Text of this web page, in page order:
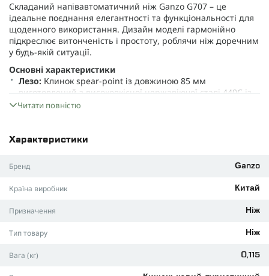
Складаний напівавтоматичний ніж Ganzo G707 – це
ідеальне поєднання елегантності та функціональності для
щоденного використання. Дизайн моделі гармонійно
підкреслює витонченість і простоту, роблячи ніж доречним
у будь-якій ситуації.
Основні характеристики
Лезо: Клинок spear-point із довжиною 85 мм
виготовлений з високоякісної нержавіючої сталі 440С із
твердістю 58-60 HRC, що гарантує тривале збереження
становить 204 мм, у складеному – 118 мм.
Механізм замка Button lock надійно блокує
лезо і запобігає випадковому відкриванню в кишені.
Матеріали та конструкція
прикрашене дерев’яними вставками, що додають
міцною кліпсою для кріплення до пояса або екіпірування.
Переваги Ganzo G707
Читати повністю
Характеристики
Бренд Ganzo
Країна виробник Китай
Призначення Ніж
Тип товару Ніж
Вага (кг) 0,115